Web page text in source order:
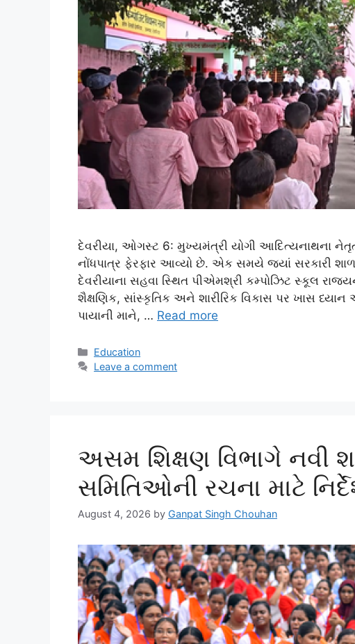
દેવરીયા, ઓગસ્ટ 6: મુખ્યમંત્રી યોગી આદિત્યનાથના
નોંધપાત્ર ફેરફાર આવ્યો છે. એક સમયે જ્યાં સરકારી
દેવરીયાના સહવા સ્થિત પીએમશ્રી કમ્પોઝિટ સ્કૂલ
શૈક્ષણિક, સાંસ્કૃતિક અને શારીરિક વિકાસ પર ખાસ
પાયાની માને, … Read more
Categories
Education
Leave a comment
અસમ શિક્ષણ વિભાગે નવી
સમિતિઓની રચના માટે
August 4, 2026 by Ganpat Singh Chouhan